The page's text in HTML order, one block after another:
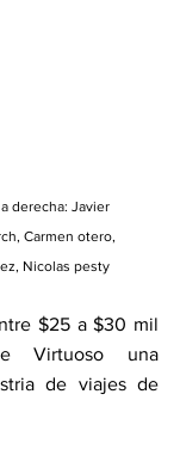
derecha: Javier
Carmen otero,
Nicolas pesty
$25 a $30 mil
Virtuoso una
de viajes de